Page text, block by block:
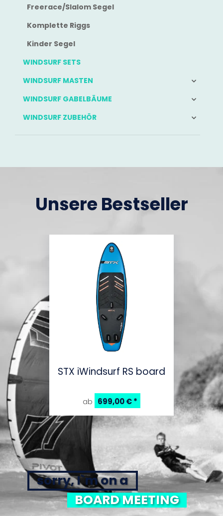
Freerace/Slalom Segel
Komplette Riggs
Kinder Segel
WINDSURF SETS
WINDSURF MASTEN
WINDSURF GABELBÄUME
WINDSURF ZUBEHÖR
Unsere Bestseller
STX iWindsurf RS board
ab 699,00 €*
sorry, I`m on a
BOARD MEETING